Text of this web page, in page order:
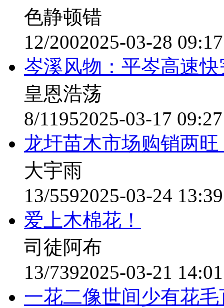
色静顿错
12/2002025-03-28
岑溪风物：平岑高速
皇恩浩荡
8/11952025-03-17
龙圩苗木市场购销两
大宇雨
13/5592025-03-24
爱上木棉花！
司徒阿布
13/7392025-03-21
一花二像世间少有花毛